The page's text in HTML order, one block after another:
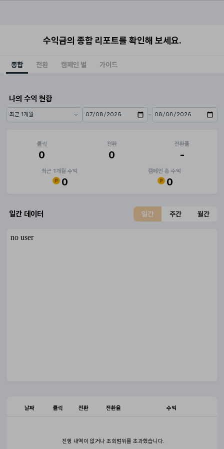
수익금의 종합 리포트를 확인해 보세요.
종합 전환 캠페인 별 가이드
나의 수익 현황
기간 프리셋 시작일 ~
종료일
클릭
0
전환
0
전환율
-
최근 1개월 수익
0
캠페인 총 수익
0
일간 데이터 일간 주간 월간
날짜 클릭 전환 전환율 수익
진행 내역이 없거나 조회범위를 초과했습니다.